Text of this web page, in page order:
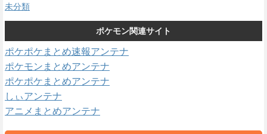
未分類
ポケモン関連サイト
ポケポケまとめ速報アンテナ
ポケモンまとめアンテナ
ポケポケまとめアンテナ
しぃアンテナ
アニメまとめアンテナ